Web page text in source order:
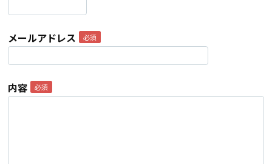
メールアドレス
内容